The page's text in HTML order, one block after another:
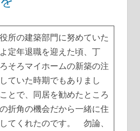
所の建築部門に努めていた
定年退職を迎えた頃、丁
そろマイホームの新築の注
ていた時期でもありまし
とで、同居を勧めたところ
折角の機会だから一緒に住
てくれたのです。 勿論、